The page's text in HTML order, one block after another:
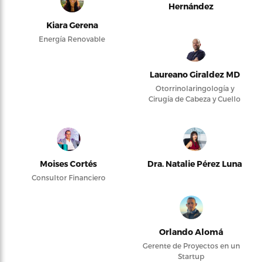
Kiara Gerena
Energía Renovable
Hernández
Laureano Giraldez MD
Otorrinolaringología y
Cirugía de Cabeza y Cuello
Moises Cortés
Consultor Financiero
Dra. Natalie Pérez Luna
Orlando Alomá
Gerente de Proyectos en un
Startup